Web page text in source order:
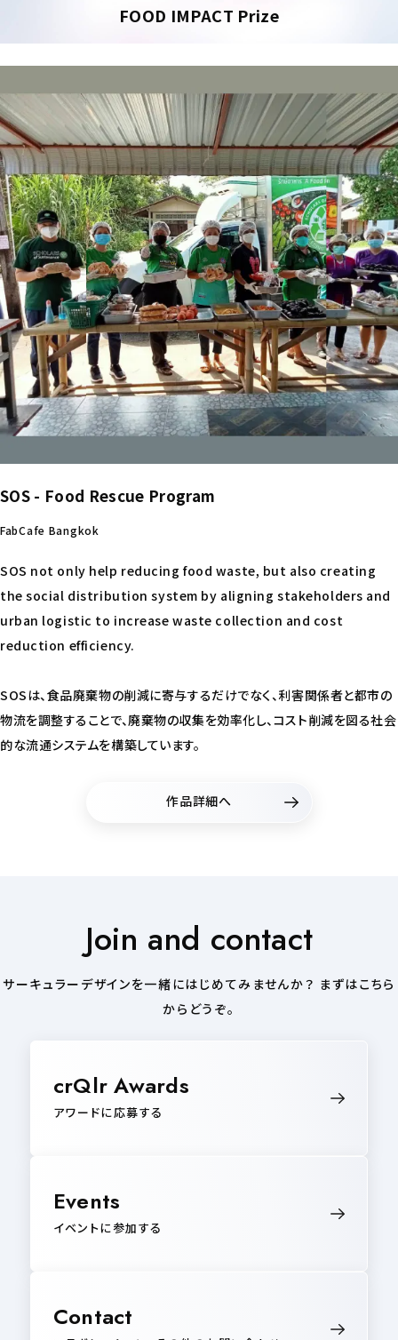
FOOD IMPACT Prize
SOS - Food Rescue Program
FabCafe Bangkok
SOS not only help reducing food waste, but also creating
the social distribution system by aligning stakeholders and
urban logistic to increase waste collection and cost
reduction efficiency.
SOSは、食品廃棄物の削減に寄与するだけでなく、利害関係者と都市の
物流を調整することで、廃棄物の収集を効率化し、コスト削減を図る社会
的な流通システムを構築しています。
作品詳細へ
Join and contact
サーキュラーデザインを一緒にはじめてみませんか？ まずはこちら
からどうぞ。
crQlr Awards
アワードに応募する
Events
イベントに参加する
Contact